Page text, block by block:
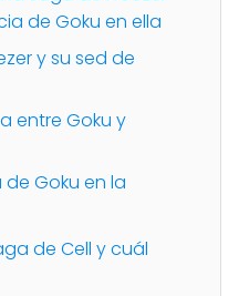
de Goku en ella
y su sed de
entre Goku y
Goku en la
de Cell y cuál